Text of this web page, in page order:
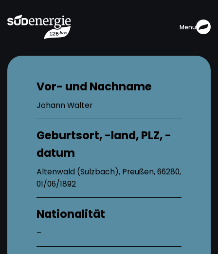
Menu
Vor- und Nachname
Johann Walter
Geburtsort, -land, PLZ, -
datum
Altenwald (Sulzbach), Preußen, 66280,
01/06/1892
Nationalität
–